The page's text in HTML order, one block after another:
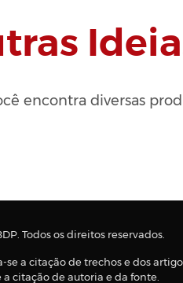
encontra diversas
Todos os direitos reservados.
se a citação de trechos e dos
citação de autoria e da fonte.